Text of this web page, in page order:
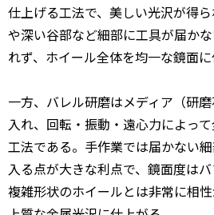
仕上げる工法で、美しい光沢が得
や深い谷部など細部に工具が届か
れず、ホイール全体を均一な鏡面に
一方、バレル研磨はメディア（研
入れ、回転・振動・遠心力によっ
工法である。手作業では届かない
入る点が大きな利点で、鏡面度はバ
複雑形状のホイールとは非常に相